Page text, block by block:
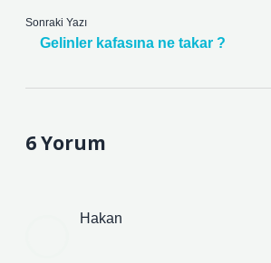
Sonraki Yazı
Gelinler kafasına ne takar ?
6 Yorum
Hakan